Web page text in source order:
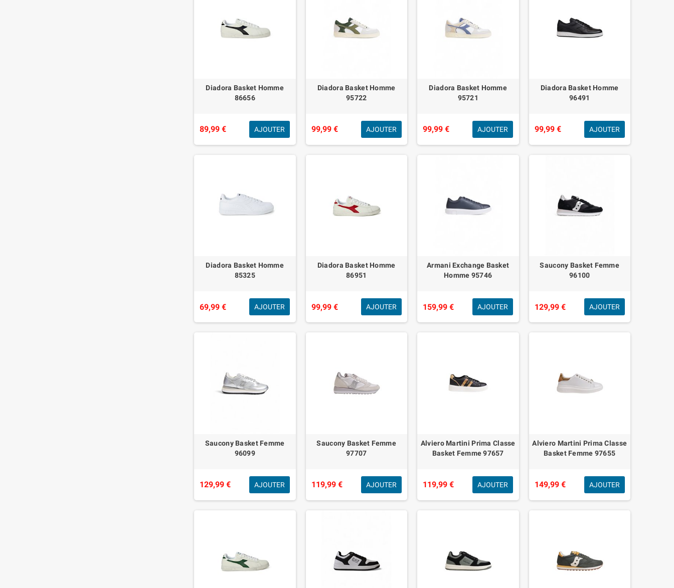
Diadora Basket Homme
86656
89,99 € AJOUTER
Diadora Basket Homme
95722
99,99 € AJOUTER
Diadora Basket Homme
95721
99,99 € AJOUTER
Diadora Basket Homme
96491
99,99 € AJOUTER
Diadora Basket Homme
85325
69,99 € AJOUTER
Diadora Basket Homme
86951
99,99 € AJOUTER
Armani Exchange Basket
Homme 95746
159,99 € AJOUTER
Saucony Basket Femme
96100
129,99 € AJOUTER
Saucony Basket Femme
96099
129,99 € AJOUTER
Saucony Basket Femme
97707
119,99 € AJOUTER
Alviero Martini Prima Classe
Basket Femme 97657
119,99 € AJOUTER
Alviero Martini Prima Classe
Basket Femme 97655
149,99 € AJOUTER